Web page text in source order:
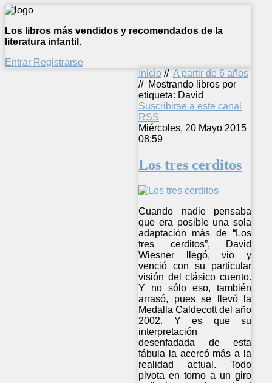
Los libros más vendidos y recomendados de la
literatura infantil.
Entrar Registrarse
Inicio // A partir de 6 años
// Mostrando libros por
etiqueta: David
Suscribirse a este canal
RSS
Miércoles, 20 Mayo 2015
08:59
Los tres cerditos
Cuando nadie pensaba
que era posible una sola
adaptación más de “Los
tres cerditos”, David
Wiesner llegó, vio y
venció con su particular
visión del clásico cuento.
Y no sólo eso, también
arrasó, pues se llevó la
Medalla Caldecott del año
2002. Y es que su
interpretación
desenfadada de esta
fábula la acercó más a la
realidad actual. Todo
pivota en torno a un giro